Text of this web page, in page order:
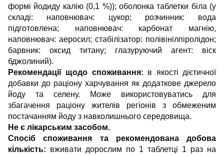
формі йодиду калiю (0,1 %)); оболонка таблетки біла (у
складi: наповнювач: цукор; розчинник: вода
підготовлена; наповнювач: карбонат магнію,
наповнювач: аеросил; стабілізатор: полівінілпіролідон;
барвник: оксид титану; глазуруючий агент: віск
бджолиний).
Рекомендації щодо споживання: в якості дієтичної
добавки до раціону харчування як додаткове джерело
йоду та селену. Може використовуватись для
збагачення раціону жителів регіонів з обмеженим
постачанням йоду з навколишнього середовища.
Не є лікарським засобом.
Спосіб споживання та рекомендована добова
кількість: вживати дорослим по 1 таблетці 1 раз на